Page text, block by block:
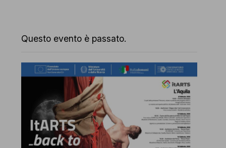
Questo evento è passato.